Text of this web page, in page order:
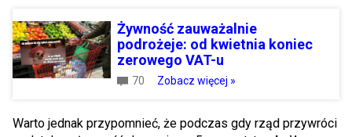
Żywność zauważalnie
podrożeje: od kwietnia koniec
zerowego VAT-u
70 Zobacz więcej »
Warto jednak przypomnieć, że podczas gdy rząd przywróci